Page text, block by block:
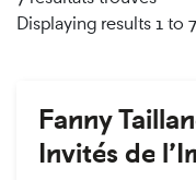
Displaying results 1 to
Fanny
Invités de